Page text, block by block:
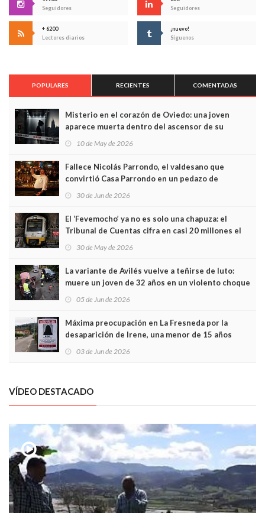
Seguidores
Seguidores
+ 6200
Lectores diarios
¡nuevo!
Síguenos
POPULARES RECIENTES COMENTADAS
Misterio en el corazón de Oviedo: una joven
aparece muerta dentro del ascensor de su
edificio y las cámaras captan sus últimos minutos
10 de May de 2026
Fallece Nicolás Parrondo, el valdesano que
convirtió Casa Parrondo en un pedazo de
Asturias en Madrid
30 de Jun de 2026
El ‘Fevemocho’ ya no es solo una chapuza: el
Tribunal de Cuentas cifra en casi 20 millones el
sobrecoste de los trenes que no cabían por los
30 de May de 2026
La variante de Avilés vuelve a teñirse de luto:
muere un joven de 32 años en un violento choque
frontal
05 de Jun de 2026
Máxima preocupación en La Fresneda por la
desaparición de Irene, una menor de 15 años
03 de Jun de 2026
VÍDEO DESTACADO